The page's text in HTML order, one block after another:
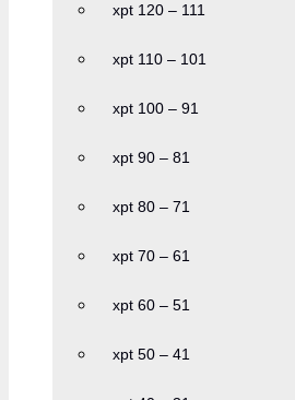
xpt 120 – 111
xpt 110 – 101
xpt 100 – 91
xpt 90 – 81
xpt 80 – 71
xpt 70 – 61
xpt 60 – 51
xpt 50 – 41